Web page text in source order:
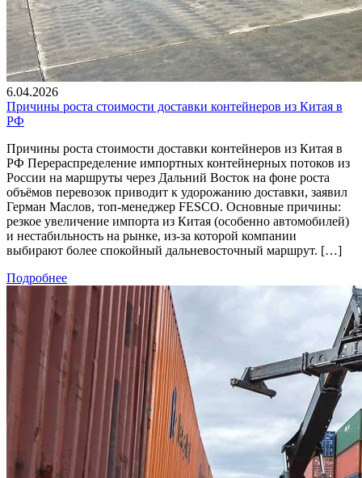
6.04.2026
Причины роста стоимости доставки контейнеров из Китая в
РФ
Причины роста стоимости доставки контейнеров из Китая в
РФ Перераспределение импортных контейнерных потоков из
России на маршруты через Дальний Восток на фоне роста
объёмов перевозок приводит к удорожанию доставки, заявил
Герман Маслов, топ-менеджер FESCO. Основные причины:
резкое увеличение импорта из Китая (особенно автомобилей)
и нестабильность на рынке, из-за которой компании
выбирают более спокойный дальневосточный маршрут. […]
Подробнее